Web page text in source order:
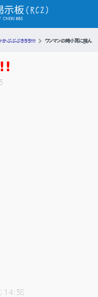
ぶぶぶききき!!!
ワンマンの時小耳に挟ん
14:38